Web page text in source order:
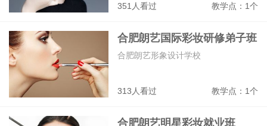
351人看过 教学点：1个
合肥朗艺国际彩妆研修弟子班
313人看过 教学点：1个
合肥朗艺形象设计学校
合肥朗艺明星彩妆就业班